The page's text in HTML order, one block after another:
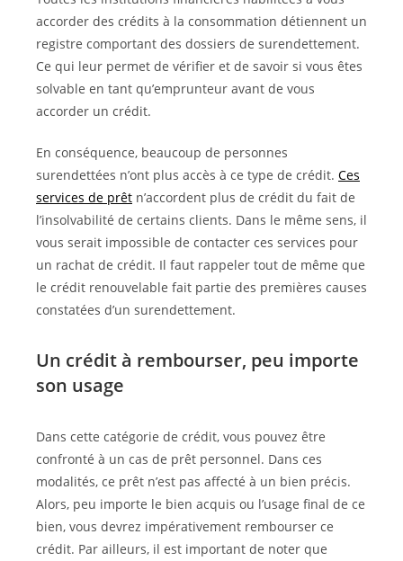
accorder des crédits à la consommation détiennent un
registre comportant des dossiers de surendettement.
Ce qui leur permet de vérifier et de savoir si vous êtes
solvable en tant qu’emprunteur avant de vous
accorder un crédit.
En conséquence, beaucoup de personnes
surendettées n’ont plus accès à ce type de crédit. Ces
services de prêt n’accordent plus de crédit du fait de
l’insolvabilité de certains clients. Dans le même sens, il
vous serait impossible de contacter ces services pour
un rachat de crédit. Il faut rappeler tout de même que
le crédit renouvelable fait partie des premières causes
constatées d’un surendettement.
Un crédit à rembourser, peu importe
son usage
Dans cette catégorie de crédit, vous pouvez être
confronté à un cas de prêt personnel. Dans ces
modalités, ce prêt n’est pas affecté à un bien précis.
Alors, peu importe le bien acquis ou l’usage final de ce
bien, vous devrez impérativement rembourser ce
crédit. Par ailleurs, il est important de noter que